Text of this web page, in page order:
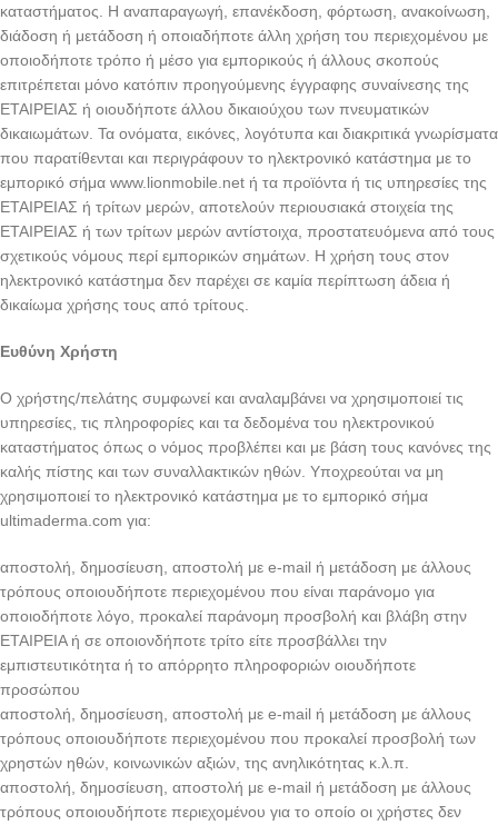
καταστήματος. Η αναπαραγωγή, επανέκδοση, φόρτωση, ανακοίνωση,
διάδοση ή μετάδοση ή οποιαδήποτε άλλη χρήση του περιεχομένου με
οποιοδήποτε τρόπο ή μέσο για εμπορικούς ή άλλους σκοπούς
επιτρέπεται μόνο κατόπιν προηγούμενης έγγραφης συναίνεσης της
ΕΤΑΙΡΕΙΑΣ ή οιουδήποτε άλλου δικαιούχου των πνευματικών
δικαιωμάτων. Τα ονόματα, εικόνες, λογότυπα και διακριτικά γνωρίσματα
που παρατίθενται και περιγράφουν το ηλεκτρονικό κατάστημα με το
εμπορικό σήμα www.lionmobile.net ή τα προϊόντα ή τις υπηρεσίες της
ΕΤΑΙΡΕΙΑΣ ή τρίτων μερών, αποτελούν περιουσιακά στοιχεία της
ΕΤΑΙΡΕΙΑΣ ή των τρίτων μερών αντίστοιχα, προστατευόμενα από τους
σχετικούς νόμους περί εμπορικών σημάτων. Η χρήση τους στον
ηλεκτρονικό κατάστημα δεν παρέχει σε καμία περίπτωση άδεια ή
δικαίωμα χρήσης τους από τρίτους.
Ευθύνη Χρήστη
Ο χρήστης/πελάτης συμφωνεί και αναλαμβάνει να χρησιμοποιεί τις
υπηρεσίες, τις πληροφορίες και τα δεδομένα του ηλεκτρονικού
καταστήματος όπως ο νόμος προβλέπει και με βάση τους κανόνες της
καλής πίστης και των συναλλακτικών ηθών. Υποχρεούται να μη
χρησιμοποιεί τo ηλεκτρονικό κατάστημα με το εμπορικό σήμα
ultimaderma.com για:
αποστολή, δημοσίευση, αποστολή με e-mail ή μετάδοση με άλλους
τρόπους οποιουδήποτε περιεχομένου που είναι παράνομο για
οποιοδήποτε λόγο, προκαλεί παράνομη προσβολή και βλάβη στην
ΕΤΑΙΡΕΙΑ ή σε οποιονδήποτε τρίτο είτε προσβάλλει την
εμπιστευτικότητα ή το απόρρητο πληροφοριών οιουδήποτε
προσώπου
αποστολή, δημοσίευση, αποστολή με e-mail ή μετάδοση με άλλους
τρόπους οποιουδήποτε περιεχομένου που προκαλεί προσβολή των
χρηστών ηθών, κοινωνικών αξιών, της ανηλικότητας κ.λ.π.
αποστολή, δημοσίευση, αποστολή με e-mail ή μετάδοση με άλλους
τρόπους οποιουδήποτε περιεχομένου για το οποίο οι χρήστες δεν